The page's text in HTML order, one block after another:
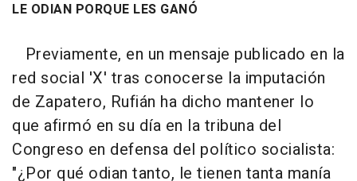
LE ODIAN PORQUE LES GANÓ
Previamente, en un mensaje publicado en la
red social 'X' tras conocerse la imputación
de Zapatero, Rufián ha dicho mantener lo
que afirmó en su día en la tribuna del
Congreso en defensa del político socialista:
"¿Por qué odian tanto, le tienen tanta manía